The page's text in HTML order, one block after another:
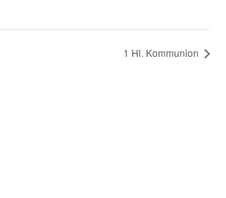
1 Hl. Kommunion